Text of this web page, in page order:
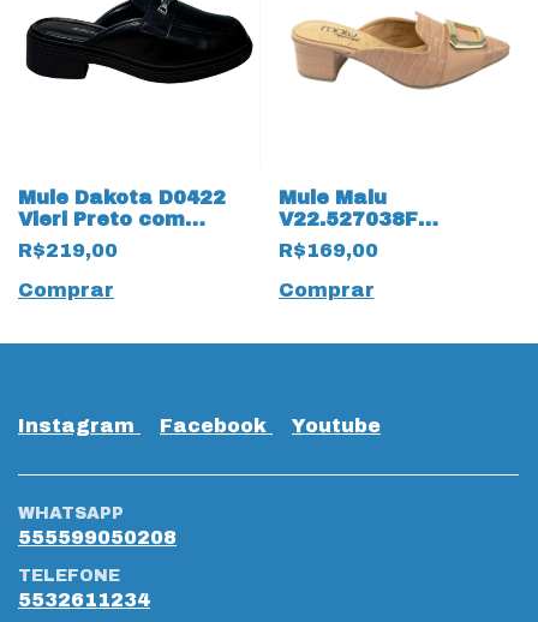
Mule Dakota D0422
Vieri Preto com
Aplique Grafite Preto
R$219,00
Comprar
Mule Malu
V22.527038F
Antonieta Croco com
Palmilha
SuperComfort
R$169,00
Comprar
Instagram Facebook Youtube
WHATSAPP
555599050208
TELEFONE
5532611234